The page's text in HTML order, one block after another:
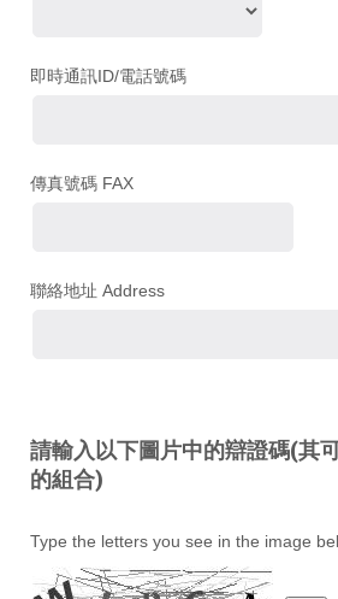
即時通訊ID/電話號碼
傳真號碼 FAX
聯絡地址 Address
請輸入以下圖片中的辯證碼(其
的組合)
Type the letters you see in the image